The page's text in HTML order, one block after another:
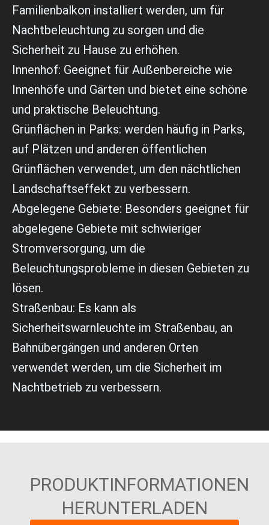
Familienbalkon installiert werden, um für
Nachtbeleuchtung zu sorgen und die
Sicherheit zu Hause zu erhöhen.
Innenhof: Geeignet für Außenbereiche wie
Innenhöfe und Gärten und bietet eine schöne
und praktische Beleuchtung.
Grünflächen in Parks: werden häufig in Parks,
auf Plätzen und anderen öffentlichen
Grünflächen verwendet, um den nächtlichen
Landschaftseffekt zu verbessern.
Abgelegene Gebiete: Besonders geeignet für
abgelegene Gebiete mit schwieriger
Stromversorgung, um die
Beleuchtungsprobleme in diesen Gebieten zu
lösen.
Straßenbau: Es kann als
Sicherheitswarnleuchte im Straßenbau, an
Bahnübergängen und anderen Orten
verwendet werden, um die Sicherheit im
Nachtbetrieb zu verbessern.
PRODUKTINFORMATIONEN
HERUNTERLADEN